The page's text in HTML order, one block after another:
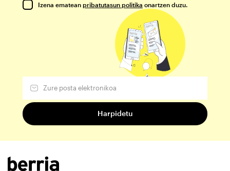
Izena ematean pribatutasun politika onartzen duzu.